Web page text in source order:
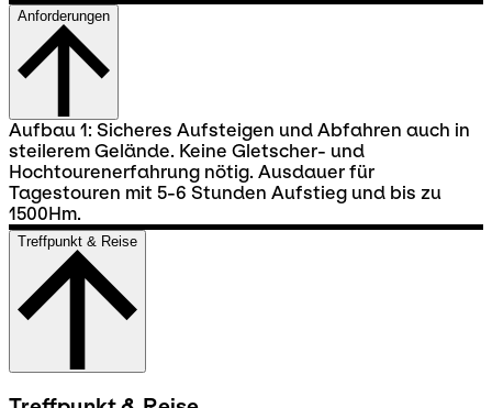
Anforderungen
Aufbau 1: Sicheres Aufsteigen und Abfahren auch in
steilerem Gelände. Keine Gletscher- und
Hochtourenerfahrung nötig. Ausdauer für
Tagestouren mit 5-6 Stunden Aufstieg und bis zu
1500Hm.
Treffpunkt & Reise